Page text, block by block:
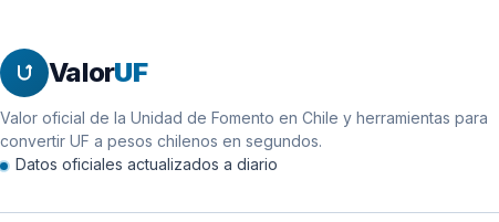
12 de septiembre de 2008
11 de septiembre de 2008
ValorUF
Valor oficial de la Unidad de Fomento en Chile y herramientas para
convertir UF a pesos chilenos en segundos.
Datos oficiales actualizados a diario